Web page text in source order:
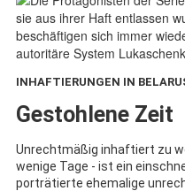
INHAFTIERUNGEN IN
Gestohlene Zeit
Unrechtmäßig inhaftiert zu
wenige Tage - ist ein
porträtierte ehemalige